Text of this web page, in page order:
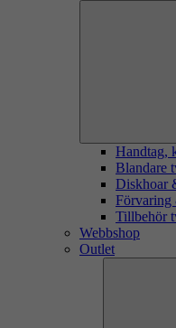
Handtag,
Blandare
Diskhoar
Förvaring
Tillbehör
Webbshop
Outlet